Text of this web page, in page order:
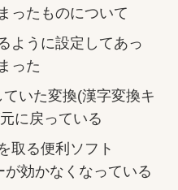
ったものについて
ように設定してあっ
った
いた変換(漢字変換キ
に戻っている
取る便利ソフト
効かなくなっている